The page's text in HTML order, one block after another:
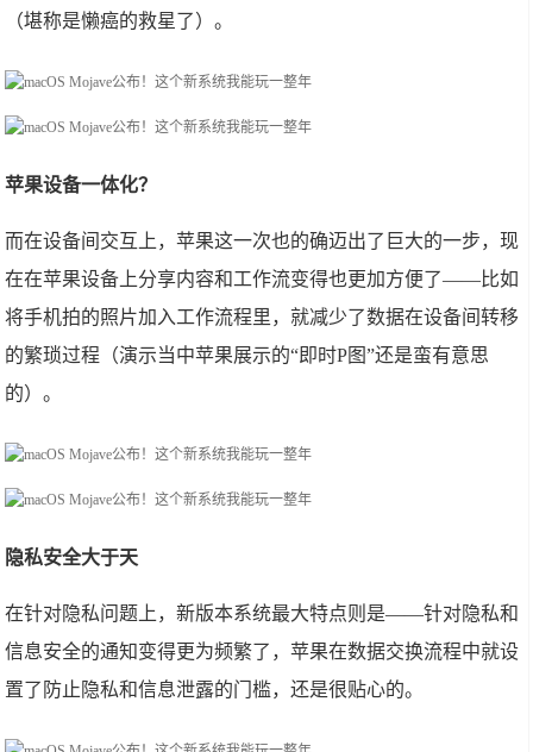
（堪称是懒癌的救星了）。
苹果设备一体化？
而在设备间交互上，苹果这一次也的确迈出了巨大的一步，现
在在苹果设备上分享内容和工作流变得也更加方便了——比如
将手机拍的照片加入工作流程里，就减少了数据在设备间转移
的繁琐过程（演示当中苹果展示的“即时P图”还是蛮有意思
的）。
隐私安全大于天
在针对隐私问题上，新版本系统最大特点则是——针对隐私和
信息安全的通知变得更为频繁了，苹果在数据交换流程中就设
置了防止隐私和信息泄露的门槛，还是很贴心的。